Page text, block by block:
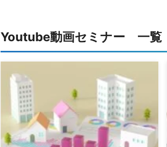
Youtube動画セミナー 一覧